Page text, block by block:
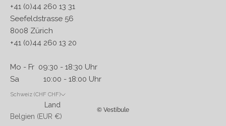
+41 (0)44 260 13 31
Seefeldstrasse 56
8008 Zürich
+41 (0)44 260 13 20
Mo - Fr 09:30 - 18:30 Uhr
Sa 10:00 - 18:00 Uhr
Schweiz (CHF CHF)
Land
Belgien (EUR €)
© Vestibule